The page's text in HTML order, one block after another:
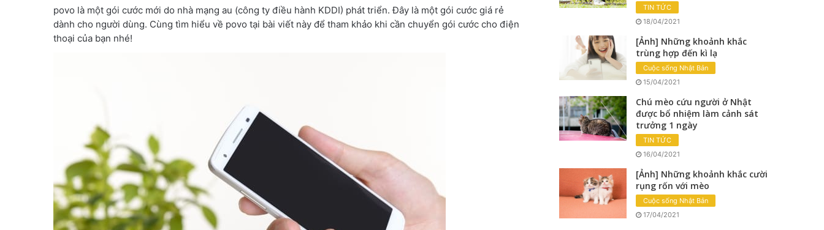
povo là một gói cước mới do nhà mạng au (công ty điều hành KDDI) phát triển. Đây là một gói cước giá rẻ
dành cho người dùng. Cùng tìm hiểu về povo tại bài viết này để tham khảo khi cần chuyển gói cước cho điện
thoại của bạn nhé!
TIN TỨC
18/04/2021
[Ảnh] Những khoảnh khắc
trùng hợp đến kì lạ
Cuộc sống Nhật Bản
15/04/2021
Chú mèo cứu người ở Nhật
được bổ nhiệm làm cảnh sát
trưởng 1 ngày
TIN TỨC
16/04/2021
[Ảnh] Những khoảnh khắc cười
rụng rốn với mèo
Cuộc sống Nhật Bản
17/04/2021